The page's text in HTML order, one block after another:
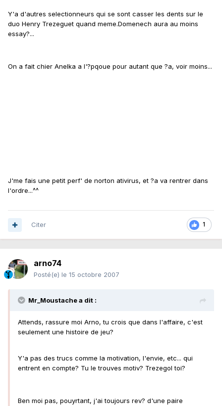
Y'a d'autres selectionneurs qui se sont casser les dents sur le
duo Henry Trezeguet quand meme.Domenech aura au moins
essay?...
On a fait chier Anelka a l'?pqoue pour autant que ?a, voir moins...
J'me fais une petit perf' de norton ativirus, et ?a va rentrer dans
l'ordre...^^
1
Citer
arno74
Posté(e) le 15 octobre 2007
Mr_Moustache a dit :
Attends, rassure moi Arno, tu crois que dans l'affaire, c'est
seulement une histoire de jeu?
Y'a pas des trucs comme la motivation, l'envie, etc... qui
entrent en compte? Tu le trouves motiv? Trezegol toi?
Ben moi pas, pouyrtant, j'ai toujours rev? d'une paire